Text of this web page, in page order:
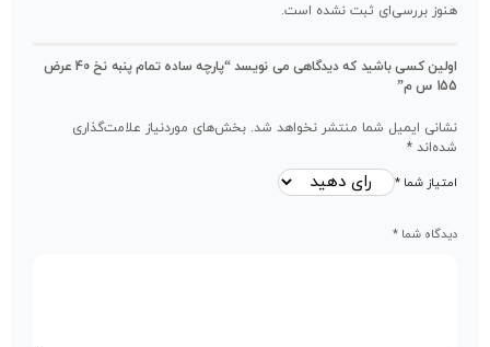
هنوز بررسی‌ای ثبت نشده است.
اولین کسی باشید که دیدگاهی می نویسد “پارچه ساده تمام پنبه نخ 40 عرض
155 س م”
نشانی ایمیل شما منتشر نخواهد شد. بخش‌های موردنیاز علامت‌گذاری
شده‌اند *
امتیاز شما *
دیدگاه شما *